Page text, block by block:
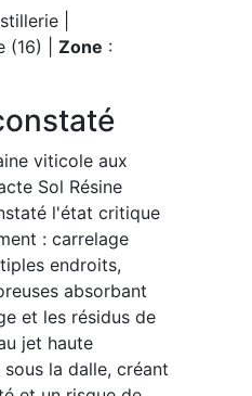
|
(16) | Zone :
viticole aux
Sol Résine
l'état critique
: carrelage
endroits,
absorbant
et les résidus de
jet haute
la dalle, créant